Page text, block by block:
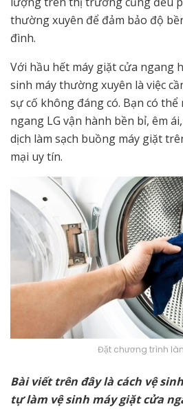
thường xuyên để đảm bảo độ
đình.
Với hầu hết máy giặt cửa ngang
sinh máy thường xuyên là việc
sự cố không đáng có. Bạn có thể
ngang LG vận hành bền bỉ, êm
dịch làm sạch buồng máy giặt
mại uy tín.
Đặt chương trình
Bài viết trên đây là cách vệ
tự làm vệ sinh máy giặt cửa